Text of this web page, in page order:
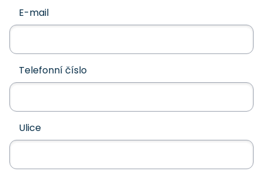
E-mail
Telefonní číslo
Ulice